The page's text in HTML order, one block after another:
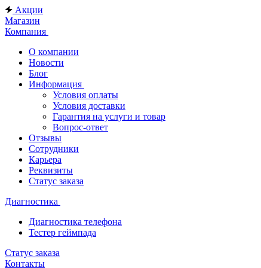
Акции
Магазин
Компания
О компании
Новости
Блог
Информация
Условия оплаты
Условия доставки
Гарантия на услуги и товар
Вопрос-ответ
Отзывы
Сотрудники
Карьера
Реквизиты
Статус заказа
Диагностика
Диагностика телефона
Тестер геймпада
Статус заказа
Контакты